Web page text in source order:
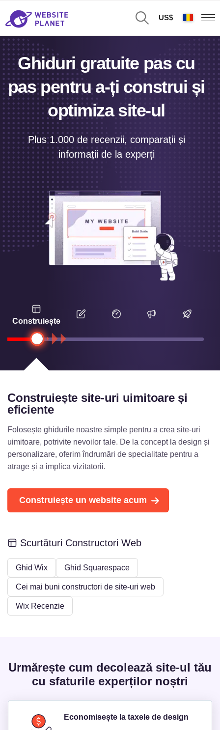
US$
Ghiduri gratuite pas cu
pas pentru a-ți construi și
optimiza site-ul
Plus 1.000 de recenzii, comparații și
informații de la experți
Construiește
Construiește site-uri uimitoare și
eficiente
Folosește ghidurile noastre simple pentru a crea site-uri
uimitoare, potrivite nevoilor tale. De la concept la design și
personalizare, oferim îndrumări de specialitate pentru a
atrage și a implica vizitatorii.
Construiește un website acum
Scurtături Constructori Web
Ghid Wix Ghid Squarespace
Cei mai buni constructori de site-uri web
Wix Recenzie
Urmărește cum decolează site-ul tău
cu sfaturile experților noștri
Economisește la taxele de design